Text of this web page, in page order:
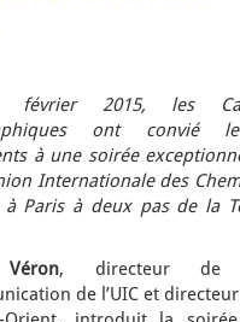
2015, les
ont convié
à une soirée
Internationale des
à Paris à deux pas de la
, directeur de
de l’UIC et